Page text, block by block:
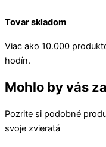
Tovar skladom
Viac ako 10.000
hodín.
Mohlo by vás
Pozrite si podobné
svoje zvieratá